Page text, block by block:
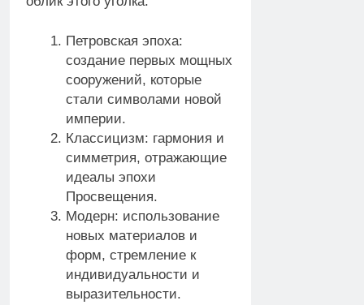
Петровская эпоха:
создание первых мощных
сооружений, которые
стали символами новой
империи.
Классицизм: гармония и
симметрия, отражающие
идеалы эпохи
Просвещения.
Модерн: использование
новых материалов и
форм, стремление к
индивидуальности и
выразительности.